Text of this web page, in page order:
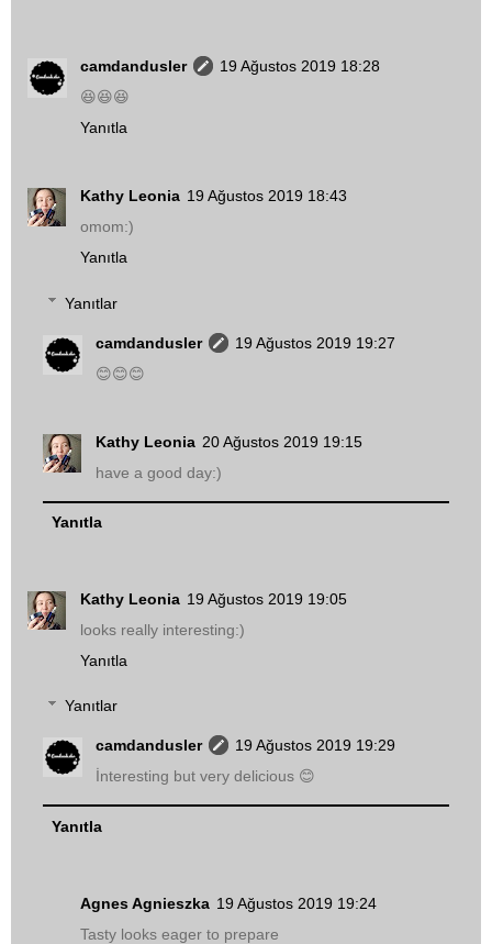
camdandusler
19 Ağustos 2019 18:28
😆😆😆
Yanıtla
Kathy Leonia 19 Ağustos 2019 18:43
omom:)
Yanıtla
Yanıtlar
camdandusler
19 Ağustos 2019 19:27
😊😊😊
Kathy Leonia 20 Ağustos 2019 19:15
have a good day:)
Yanıtla
Kathy Leonia 19 Ağustos 2019 19:05
looks really interesting:)
Yanıtla
Yanıtlar
camdandusler
19 Ağustos 2019 19:29
İnteresting but very delicious 😊
Yanıtla
Agnes Agnieszka 19 Ağustos 2019 19:24
Tasty looks eager to prepare